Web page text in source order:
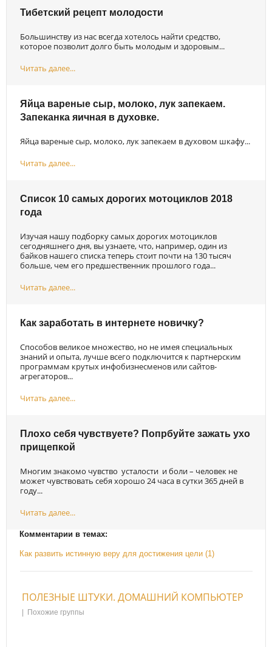
Тибетский рецепт молодости
Большинству из нас всегда хотелось найти средство,
которое позволит долго быть молодым и здоровым...
Читать далее...
Яйца вареные сыр, молоко, лук запекаем.
Запеканка яичная в духовке.
Яйца вареные сыр, молоко, лук запекаем в духовом шкафу...
Читать далее...
Список 10 самых дорогих мотоциклов 2018
года
Изучая нашу подборку самых дорогих мотоциклов
сегодняшнего дня, вы узнаете, что, например, один из
байков нашего списка теперь стоит почти на 130 тысяч
больше, чем его предшественник прошлого года...
Читать далее...
Как заработать в интернете новичку?
Способов великое множество, но не имея специальных
знаний и опыта, лучше всего подключится к партнерским
программам крутых инфобизнесменов или сайтов-
агрегаторов...
Читать далее...
Плохо себя чувствуете? Попрбуйте зажать ухо
прищепкой
Многим знакомо чувство усталости и боли – человек не
может чувствовать себя хорошо 24 часа в сутки 365 дней в
году...
Читать далее...
Комментарии в темах:
Как развить истинную веру для достижения цели (1)
ПОЛЕЗНЫЕ ШТУКИ. ДОМАШНИЙ КОМПЬЮТЕР
| Похожие группы